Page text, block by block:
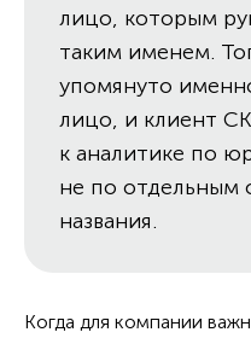
лицо, которым
таким именем.
упомянуто
лицо, и клиент
к аналитике по
не по отдельным
названия.
Когда для компании